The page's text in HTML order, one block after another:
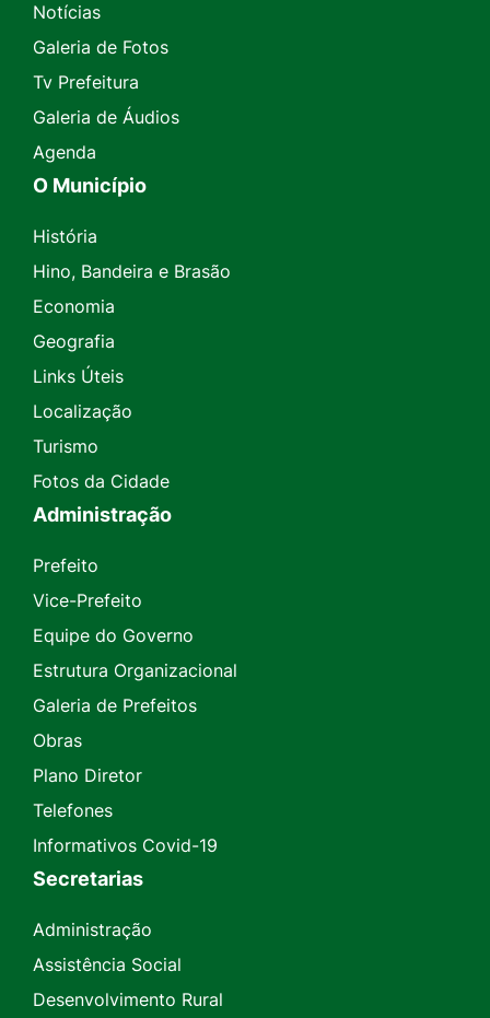
Notícias
Galeria de Fotos
Tv Prefeitura
Galeria de Áudios
Agenda
O Município
História
Hino, Bandeira e Brasão
Economia
Geografia
Links Úteis
Localização
Turismo
Fotos da Cidade
Administração
Prefeito
Vice-Prefeito
Equipe do Governo
Estrutura Organizacional
Galeria de Prefeitos
Obras
Plano Diretor
Telefones
Informativos Covid-19
Secretarias
Administração
Assistência Social
Desenvolvimento Rural